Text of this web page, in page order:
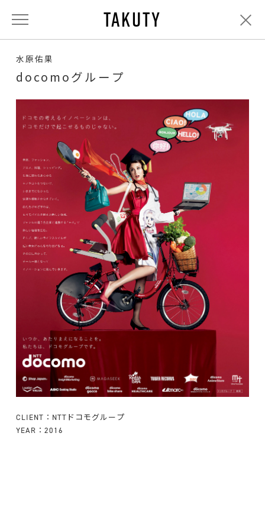
TAKUTY
水原佑果
docomoグループ
CLIENT：NTTドコモグループ
YEAR：2016